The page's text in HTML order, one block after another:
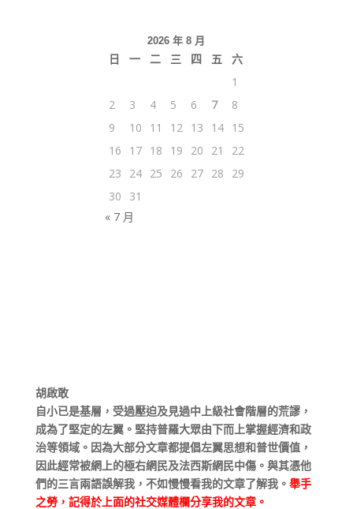
2026 年 8 月
日 一 二 三 四 五
六
1
2
3 4 5 6 7
8
9
10 11 12 13 14 15
16
17 18 19 20 21
22
23
24 25 26 27 28
29
30
31
« 7 月
胡啟敢
自小已是基層，受過壓迫及見過中上級社會階層的荒謬，
成為了堅定的左翼。堅持普羅大眾由下而上掌握經濟和政
治等領域。因為大部分文章都提倡左翼思想和普世價值，
因此經常被網上的極右網民及法西斯網民中傷。與其憑他
們的三言兩語誤解我，不如慢慢看我的文章了解我。 舉手
之勞，記得於上面的社交媒體欄分享我的文章。